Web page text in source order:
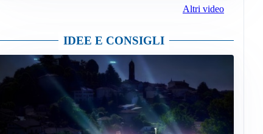
Altri video
IDEE E CONSIGLI